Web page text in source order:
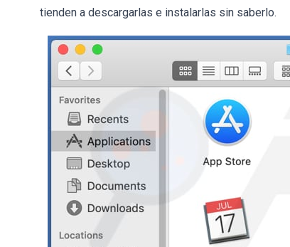
tienden a descargarlas e instalarlas sin saberlo.